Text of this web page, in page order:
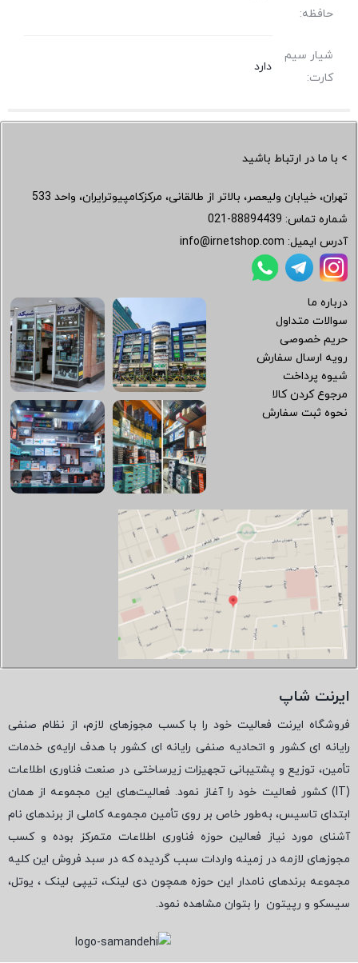
حافظه:
شیار سیم
کارت:
دارد
> با ما در ارتباط باشید
تهران، خیابان ولیعصر، بالاتر از طالقانی، مرکزکامپیوترایران، واحد 533
شماره تماس: 021-88894439
آدرس ایمیل: info@irnetshop.com
درباره ما
سوالات متداول
حریم خصوصی
رویه ارسال سفارش
شیوه پرداخت
مرجوع کردن کالا
نحوه ثبت سفارش
ایرنت شاپ
فروشگاه ایرنت فعالیت خود را با کسب مجوزهای لازم، از نظام صنفی
رایانه ای کشور و اتحادیه صنفی رایانه ای کشور با هدف ارایه‌ی خدمات
تأمین، توزیع و پشتیبانی تجهیزات زیرساختی در صنعت فناوری اطلاعات
(
IT) کشور فعالیت خود را آغاز نمود. فعالیت‌های این مجموعه از همان
ابتدای تاسیس، به‌طور خاص بر روی تأمین مجموعه کاملی از برندهای نام
آشنای مورد نیاز فعالین حوزه فناوری اطلاعات متمرکز بوده و کسب
مجوزهای لازمه در زمینه واردات سبب گردیده که در سبد فروش این کلیه
مجموعه برندهای نامدار این حوزه همچون دی لینک، تیپی لینک ، یوتل،
سیسکو و رپیتون را بتوان مشاهده نمود.